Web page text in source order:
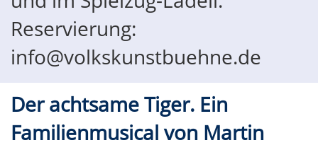
Reservierung:
info@volkskunstbuehne.de
Der achtsame Tiger. Ein
Familienmusical von Martin